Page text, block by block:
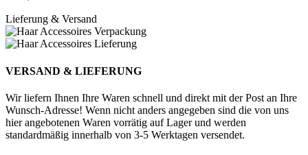
Lieferung & Versand
VERSAND & LIEFERUNG
Wir liefern Ihnen Ihre Waren schnell und direkt mit der Post an Ihre
Wunsch-Adresse! Wenn nicht anders angegeben sind die von uns
hier angebotenen Waren vorrätig auf Lager und werden
standardmäßig innerhalb von 3-5 Werktagen versendet.